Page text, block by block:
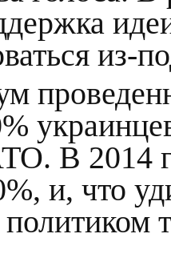
из-
В 2014
и, что